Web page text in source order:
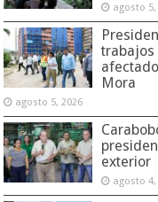
agosto 5,
trabajos
Mora
agosto 5, 2026
exterior
agosto 4,